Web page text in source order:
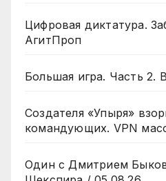
Цифровая диктатура.
АгитПроп
Большая игра. Часть 2.
Создателя «Упыря»
командующих. VPN
Один с Дмитрием